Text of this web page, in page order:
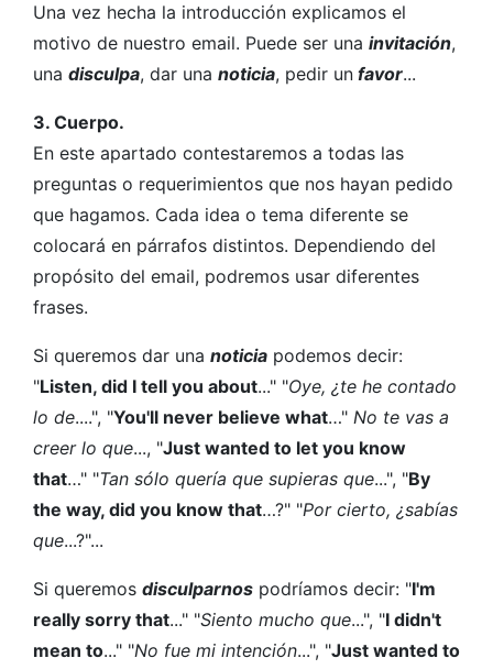
Una vez hecha la introducción explicamos el
motivo de nuestro email. Puede ser una invitación,
una disculpa, dar una noticia, pedir un favor...
3. Cuerpo.
En este apartado contestaremos a todas las
preguntas o requerimientos que nos hayan pedido
que hagamos. Cada idea o tema diferente se
colocará en párrafos distintos. Dependiendo del
propósito del email, podremos usar diferentes
frases.
Si queremos dar una noticia podemos decir:
"Listen, did I tell you about..." "Oye, ¿te he contado
lo de....", "You'll never believe what…" No te vas a
creer lo que..., "Just wanted to let you know
that…" "Tan sólo quería que supieras que...", "By
the way, did you know that…?" "Por cierto, ¿sabías
que...?"...
Si queremos disculparnos podríamos decir: "I'm
really sorry that..." "Siento mucho que...", "I didn't
mean to..." "No fue mi intención...", "Just wanted to